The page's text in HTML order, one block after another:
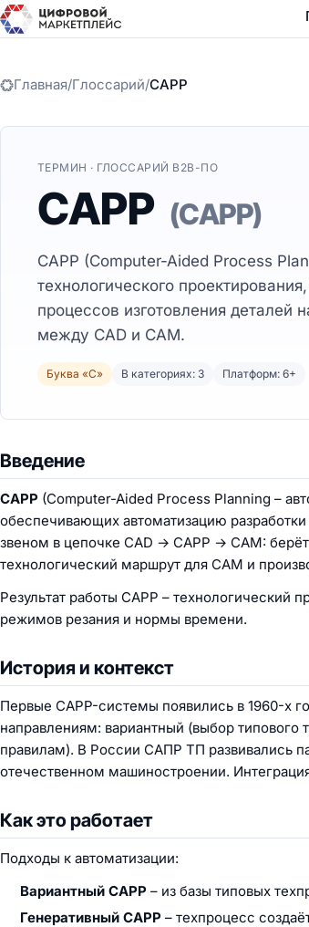
Главная/Глоссарий/CAPP
ТЕРМИН · ГЛОССАРИЙ B2B-ПО
CAPP (CAPP)
CAPP (Computer-Aided Process
технологического
процессов изготовления деталей
между CAD и CAM.
Буква «C» В категориях: 3 Платформ: 6+
Введение
CAPP (Computer-Aided Process Planning –
обеспечивающих автоматизацию
звеном в цепочке CAD → CAPP → CAM:
технологический маршрут для CAM и
Результат работы CAPP –
режимов резания и нормы времени.
История и контекст
Первые CAPP-системы появились в 1960-х
направлениям: вариантный (выбор типового
правилам). В России САПР ТП развивались
отечественном машиностроении.
Как это работает
Подходы к автоматизации:
Вариантный CAPP – из базы типовых
Генеративный CAPP – техпроцесс